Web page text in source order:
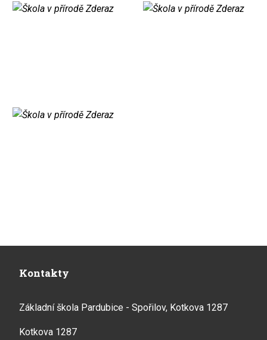
Kontakty
Základní škola Pardubice - Spořilov, Kotkova 1287
Kotkova 1287